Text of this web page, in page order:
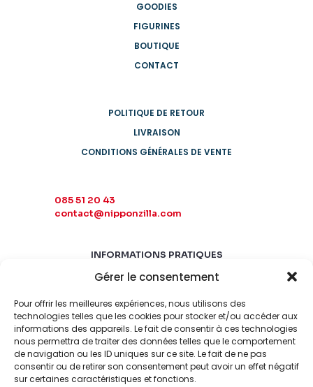
Gérer le consentement
Pour offrir les meilleures expériences, nous utilisons des
technologies telles que les cookies pour stocker et/ou accéder aux
informations des appareils. Le fait de consentir à ces technologies
nous permettra de traiter des données telles que le comportement
de navigation ou les ID uniques sur ce site. Le fait de ne pas
consentir ou de retirer son consentement peut avoir un effet négatif
sur certaines caractéristiques et fonctions.
GOODIES
FIGURINES
BOUTIQUE
CONTACT
POLITIQUE DE RETOUR
LIVRAISON
CONDITIONS GÉNÉRALES DE VENTE
085 51 20 43
contact@nipponzilla.com
INFORMATIONS PRATIQUES
MARDI-SAMEDI
LUNDI-DIMANCHE
FERMÉ